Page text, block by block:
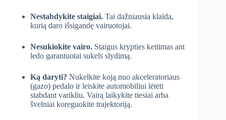
Nestabdykite staigiai. Tai dažniausia klaida,
kurią daro išsigandę vairuotojai.
Nesukiokite vairo. Staigus krypties keitimas ant
ledo garantuotai sukels slydimą.
Ką daryti? Nukelkite koją nuo akceleratoriaus
(gazo) pedalo ir leiskite automobiliui lėtėti
stabdant varikliu. Vairą laikykite tiesiai arba
švelniai koreguokite trajektoriją.